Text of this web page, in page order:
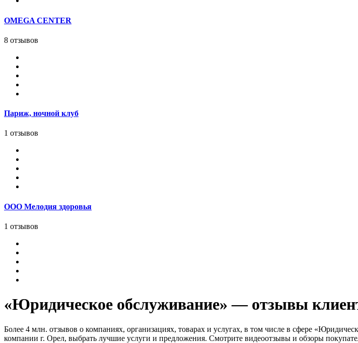
OMEGA CENTER
8 отзывов
Париж, ночной клуб
1 отзывов
ООО Мелодия здоровья
1 отзывов
«Юридическое обслуживание» — отзывы
Более 4 млн. отзывов о компаниях, организациях, товарах и услугах, в том числе в сфере
компании г. Орел, выбрать лучшие услуги и предложения. Смотрите видеоотзывы и обзоры